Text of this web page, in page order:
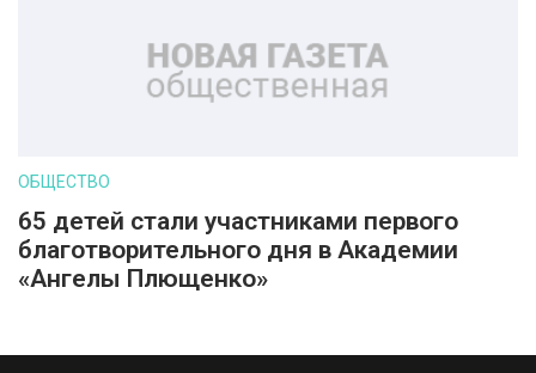
ОБЩЕСТВО
65 детей стали участниками первого
благотворительного дня в Академии
«Ангелы Плющенко»